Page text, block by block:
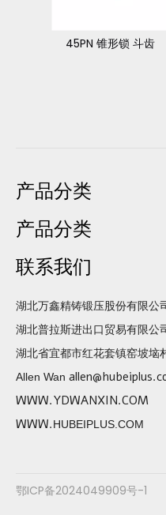
35-40LK 锥形锁 斗齿
产品分类
产品分类
联系我们
湖北万鑫精铸锻压股份有限公
湖北普拉斯进出口贸易有限公
湖北省宜都市红花套镇窑坡垴
Allen Wan
WWW.YDWANXIN.COM
WWW.HUBEIPLUS.COM
鄂ICP备2024049909号-1